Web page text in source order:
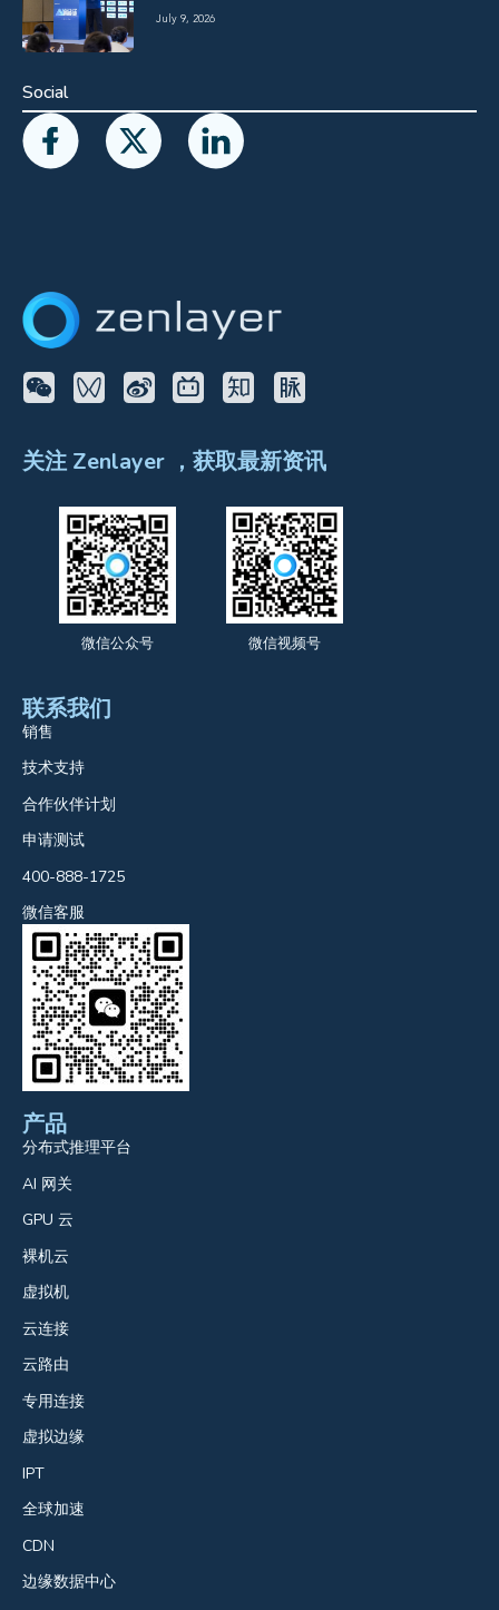
July 9, 2026
Social
关注 Zenlayer ，获取最新资讯
微信公众号 微信视频号
联系我们
销售
技术支持
合作伙伴计划
申请测试
400-888-1725
微信客服
产品
分布式推理平台
AI 网关
GPU 云
裸机云
虚拟机
云连接
云路由
专用连接
虚拟边缘
IPT
全球加速
CDN
边缘数据中心